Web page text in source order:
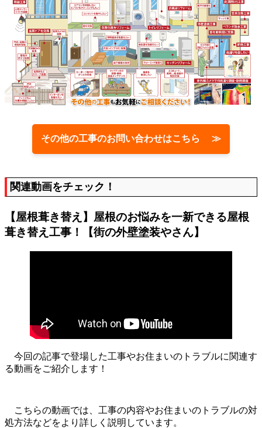
その他の工事のお問い合わせはこちら ≫
関連動画をチェック！
【屋根葺き替え】屋根のお悩みを一新できる屋根
葺き替え工事！【街の外壁塗装やさん】
今回の記事で登場した工事やお住まいのトラブルに関連す
る動画をご紹介します！
こちらの動画では、工事の内容やお住まいのトラブルの対
処方法などをより詳しく説明しています。